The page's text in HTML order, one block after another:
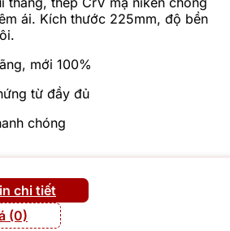
ái. Kích thước 225mm, độ bền
mới 100%
từ đầy đủ
chóng
chi tiết
(0)